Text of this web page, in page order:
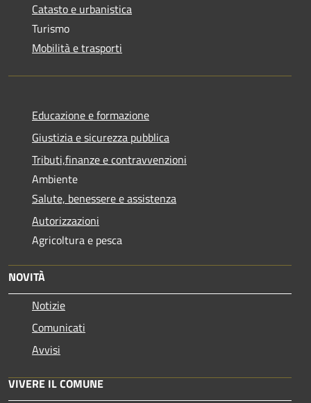
Catasto e urbanistica
Turismo
Mobilità e trasporti
Educazione e formazione
Giustizia e sicurezza pubblica
Tributi,finanze e contravvenzioni
Ambiente
Salute, benessere e assistenza
Autorizzazioni
Agricoltura e pesca
NOVITÀ
Notizie
Comunicati
Avvisi
VIVERE IL COMUNE